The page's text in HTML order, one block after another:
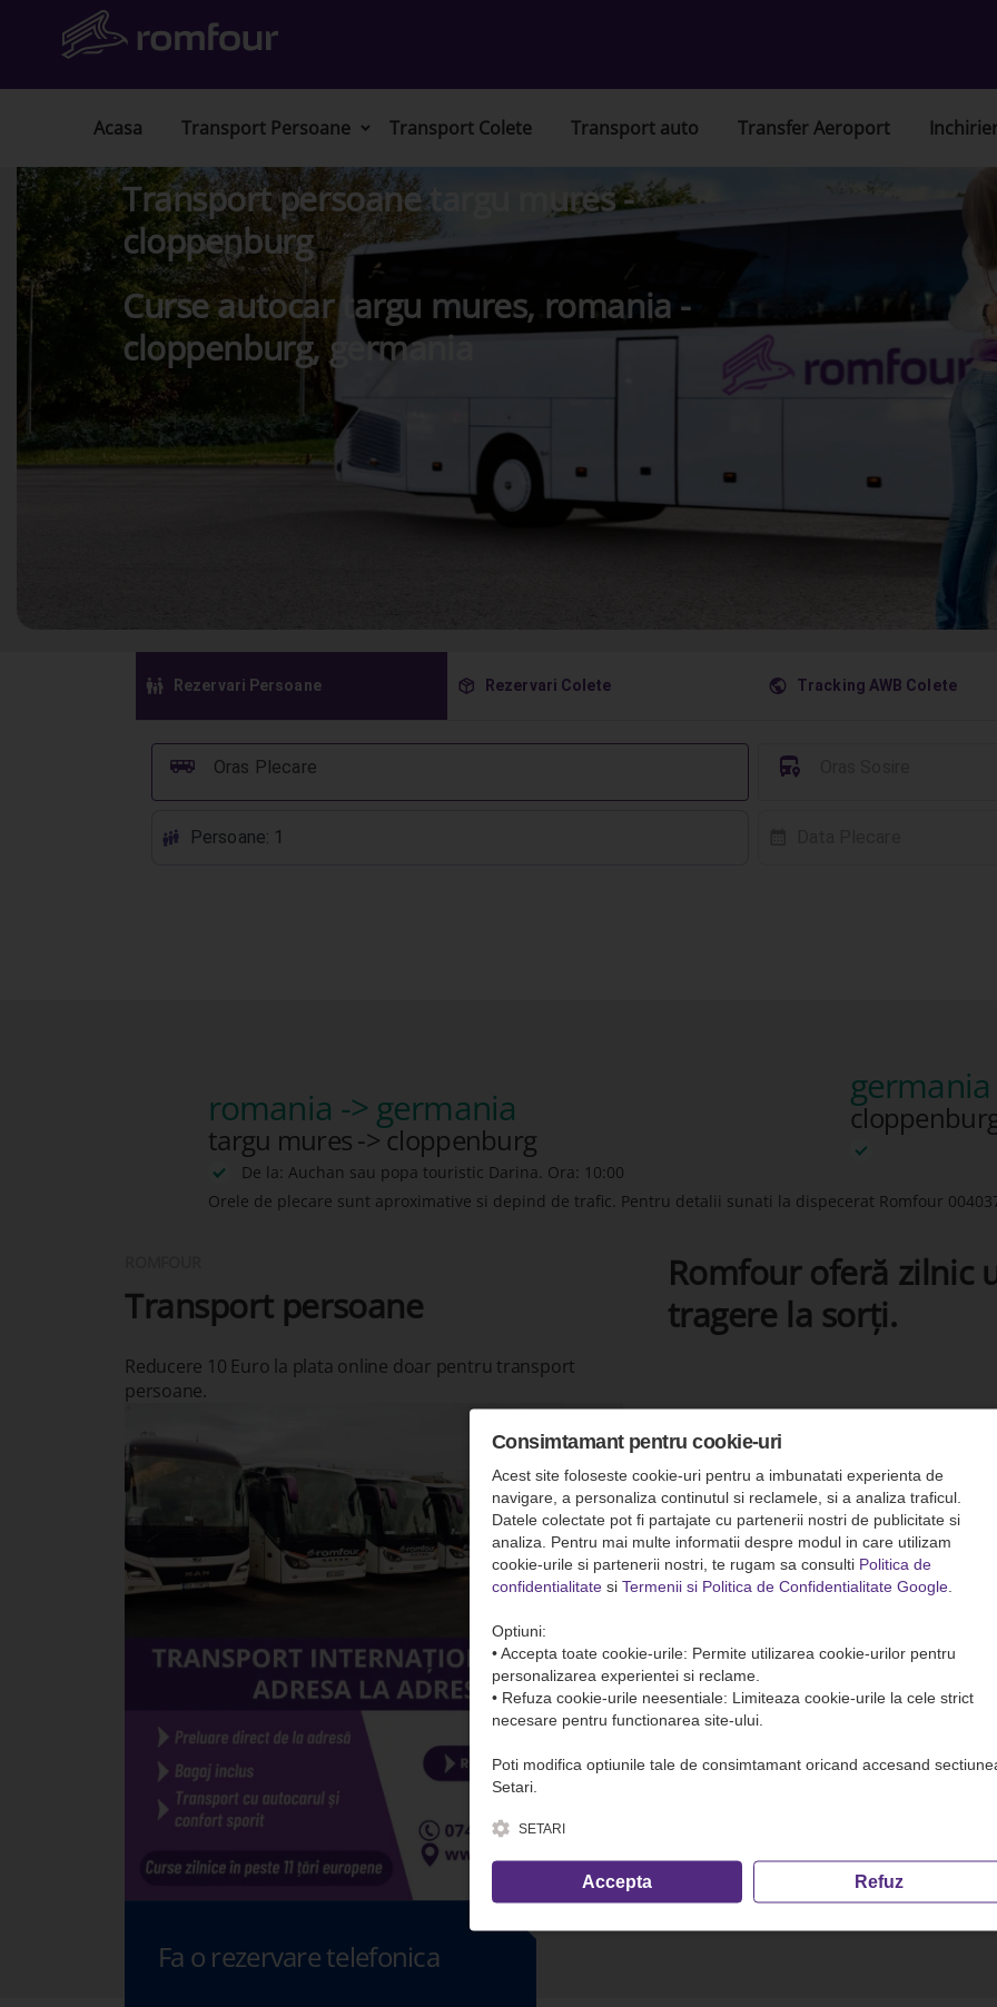
Acasa Transport Persoane Transport Colete Transport auto Transfer Aeroport
Transport persoane targu mures -
cloppenburg
Curse autocar targu mures, romania -
cloppenburg, germania
󱠣 Rezervari Persoane 󰏗 Rezervari Colete 󰇧 Tracking AWB Colete
Oras Plecare
󰞠 󱈒
󱕱 Persoane: 1
romania -> germania
targu mures -> cloppenburg
De la: Auchan sau popa touristic Darina. Ora: 10:00
Orele de plecare sunt aproximative si depind de trafic. Pentru detalii sunati la dispecerat Romfour
Transport persoane
Reducere 10 Euro la plata online doar pentru transport
persoane.
Fa o rezervare telefonica
Romfour oferă zilnic
tragere la sorți.
Consimtamant pentru cookie-uri
Acest site foloseste cookie-uri pentru a imbunatati experienta de
navigare, a personaliza continutul si reclamele, si a analiza traficul.
Datele colectate pot fi partajate cu partenerii nostri de publicitate si
analiza. Pentru mai multe informatii despre modul in care utilizam
cookie-urile si partenerii nostri, te rugam sa consulti Politica de
confidentialitate si Termenii si Politica de Confidentialitate Google
Optiuni:
• Accepta toate cookie-urile: Permite utilizarea cookie-urilor pentru
personalizarea experientei si reclame.
• Refuza cookie-urile neesentiale: Limiteaza cookie-urile la cele strict
necesare pentru functionarea site-ului.
Poti modifica optiunile tale de consimtamant oricand accesand
Setari.
SETARI
Accepta Refuz